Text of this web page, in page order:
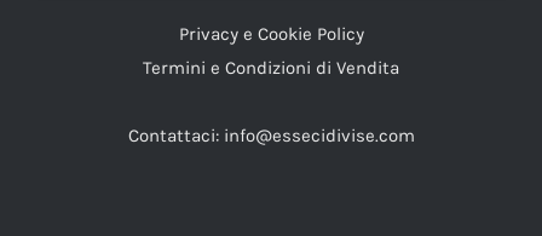
Privacy e Cookie Policy
Termini e Condizioni di Vendita
Contattaci: info@essecidivise.com